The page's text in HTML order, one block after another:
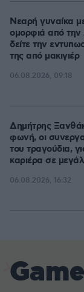
Νεαρή γυναίκα
ομορφιά από την
δείτε την
της από μακιγιέρ
06.08.2026, 09:18
Δημήτρης
φωνή, οι
του τραγούδια,
καριέρα σε
06.08.2026, 16:32